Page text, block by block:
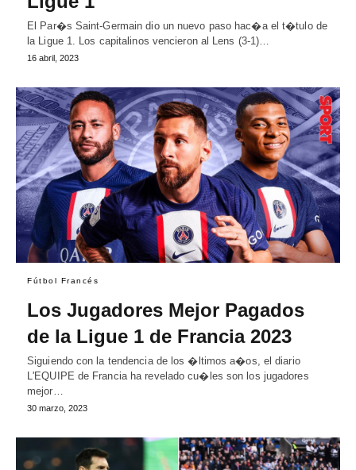
El Par�s Saint-Germain dio un nuevo paso hac�a el t�tulo de
la Ligue 1. Los capitalinos vencieron al Lens (3-1)…
16 abril, 2023
Fútbol Francés
Los Jugadores Mejor Pagados
de la Ligue 1 de Francia 2023
Siguiendo con la tendencia de los �ltimos a�os, el diario
L'EQUIPE de Francia ha revelado cu�les son los jugadores
mejor…
30 marzo, 2023